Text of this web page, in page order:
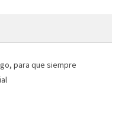
para que siempre